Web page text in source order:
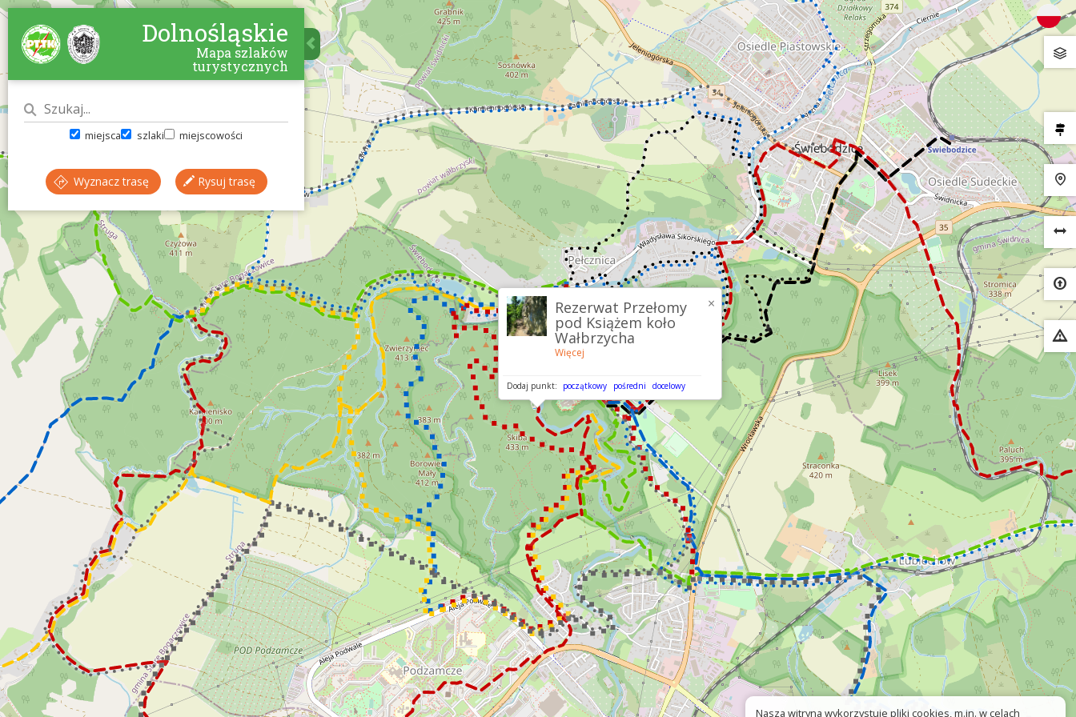
×
Rezerwat Przełomy
pod Książem koło
Wałbrzycha
Więcej
Dodaj punkt: początkowy pośredni docelowy
Dolnośląskie
Mapa szlaków
turystycznych
miejsca szlaki miejscowości
Wyznacz trasę Rysuj trasę
Nasza witryna wykorzystuje pliki cookies, m.in. w celach